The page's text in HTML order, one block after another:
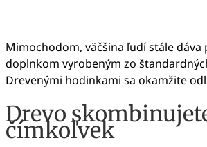
Mimochodom, väčšina ľudí stále dáva
doplnkom vyrobeným zo
Drevenými hodinkami sa okamžite
Drevo
čímkoľvek